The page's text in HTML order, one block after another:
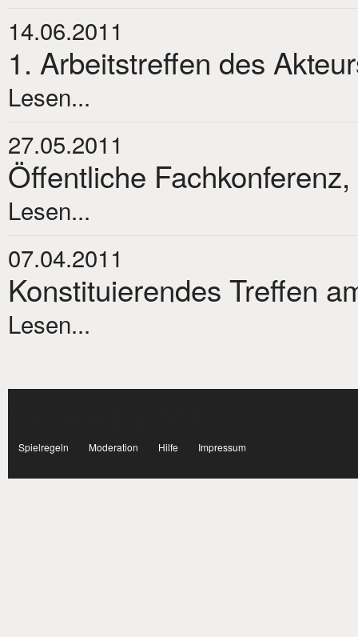
14.06.2011
1. Arbeitstreffen des
Lesen...
27.05.2011
Öffentliche
Lesen...
07.04.2011
Konstituierendes Treffen
Lesen...
Spielregeln Moderation Hilfe Impressum